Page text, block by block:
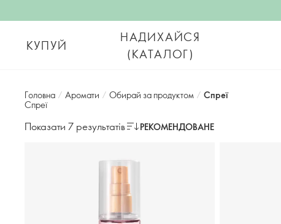
КУПУЙ
НАДИХАЙСЯ
(КАТАЛОГ)
Головна / Аромати / Обирай за продуктом / Спреї
Спреї
Показати 7 результатів РЕКОМЕНДОВАНЕ